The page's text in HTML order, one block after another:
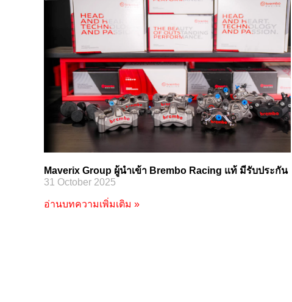
Maverix Group ผู้นำเข้า Brembo Racing แท้ มีรับประกัน
31 October 2025
อ่านบทความเพิ่มเติม »